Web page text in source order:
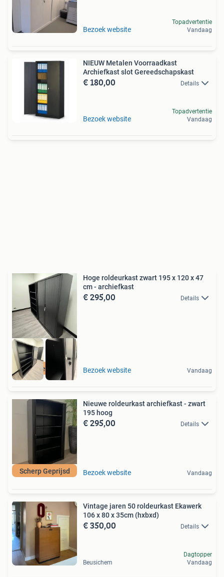
Bezoek website
Topadvertentie
Vandaag
NIEUW Metalen Voorraadkast
Archiefkast slot Gereedschapskast
€ 180,00 Details
Bezoek website
Topadvertentie
Vandaag
Nieuw
Hoge roldeurkast zwart 195 x 120 x 47
cm - archiefkast
€ 295,00 Details
Bezoek website Vandaag
Scherp Geprijsd
Nieuwe roldeurkast archiefkast - zwart
195 hoog
€ 295,00 Details
Bezoek website Vandaag
Vintage jaren 50 roldeurkast Ekawerk
106 x 80 x 35cm (hxbxd)
€ 350,00 Details
Beusichem
Dagtopper
Vandaag